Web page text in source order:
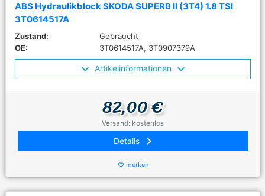
ABS Hydraulikblock SKODA SUPERB II (3T4) 1.8 TSI
3T0614517A
Zustand:
Gebraucht
OE:
3T0614517A, 3T0907379A
Artikelinformationen
82,00 €
Versand: kostenlos
Details keyboard_arrow_right
favorite_border merken